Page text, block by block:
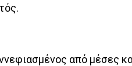
από μέσες